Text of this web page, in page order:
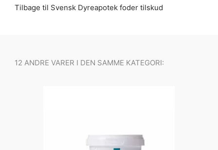
Tilbage til Svensk Dyreapotek foder tilskud
12 ANDRE VARER I DEN SAMME KATEGORI: